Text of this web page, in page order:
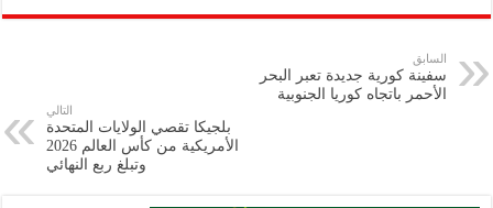
p
y
Li
eb
k
tt
nt
at
p
gr
ai
ar
السابق
سفينة كورية جديدة تعبر البحر
الأحمر باتجاه كوريا الجنوبية
التالي
بلجيكا تقصي الولايات المتحدة
الأمريكية من كأس العالم 2026
وتبلغ ربع النهائي